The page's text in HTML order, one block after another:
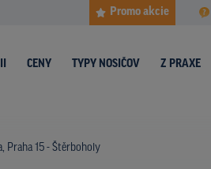
Promo akcie
CENY TYPY NOSIČOV Z PRAXE
Praha 15 - Štěrboholy